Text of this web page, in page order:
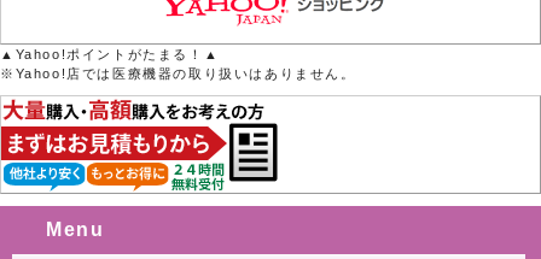
▲Yahoo!ポイントがたまる！▲
※Yahoo!店では医療機器の取り扱いはありません。
Menu